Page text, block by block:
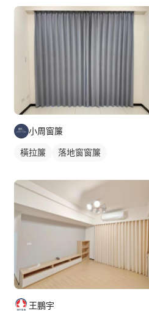
小周窗簾
橫拉簾 落地窗窗簾
王鵬宇